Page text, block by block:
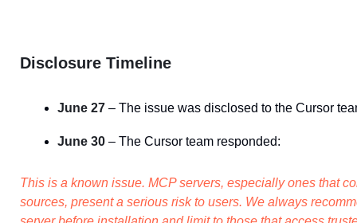
Disclosure Timeline
June 27 – The issue was disclosed to the Cursor
June 30 – The Cursor team responded:
This is a known issue. MCP servers, especially ones that
sources, present a serious risk to users. We always